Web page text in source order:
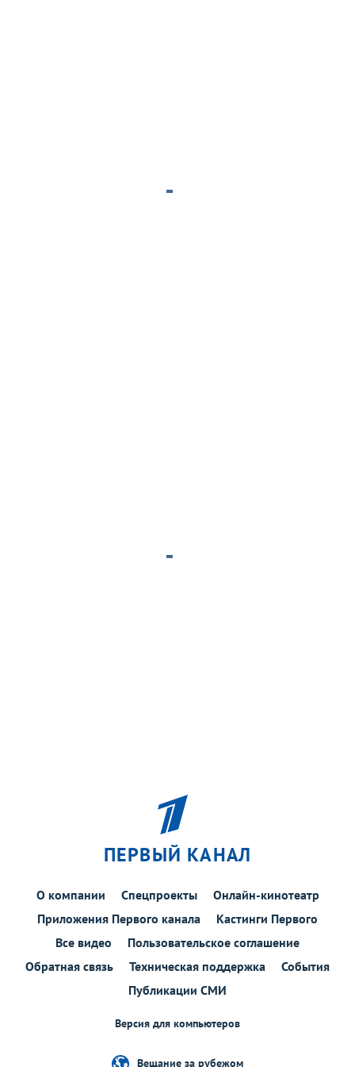
ПЕРВЫЙ КАНАЛ
О компании Спецпроекты
Онлайн-кинотеатр
Приложения Первого канала
Кастинги Первого
Все видео
Пользовательское соглашение
Обратная связь
Техническая поддержка
События
Публикации СМИ
Версия для компьютеров
Вещание за рубежом